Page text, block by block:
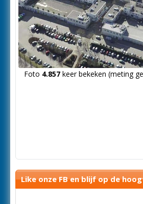
Foto 4.857keer bekeken (meting
Like onze FB en blijf op de